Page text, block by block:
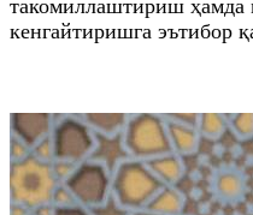
такомиллаштириш ҳамда
кенгайтиришга эътибор